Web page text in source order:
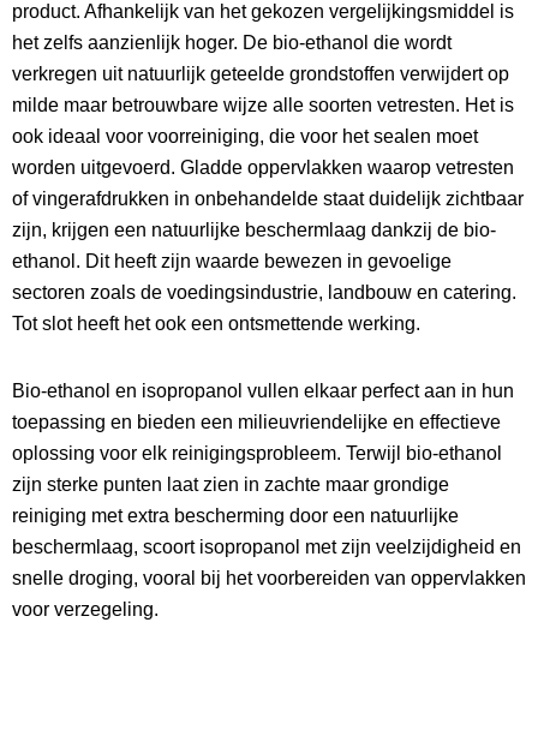
product. Afhankelijk van het gekozen vergelijkingsmiddel is
het zelfs aanzienlijk hoger. De bio-ethanol die wordt
verkregen uit natuurlijk geteelde grondstoffen verwijdert op
milde maar betrouwbare wijze alle soorten vetresten. Het is
ook ideaal voor voorreiniging, die voor het sealen moet
worden uitgevoerd. Gladde oppervlakken waarop vetresten
of vingerafdrukken in onbehandelde staat duidelijk zichtbaar
zijn, krijgen een natuurlijke beschermlaag dankzij de bio-
ethanol. Dit heeft zijn waarde bewezen in gevoelige
sectoren zoals de voedingsindustrie, landbouw en catering.
Tot slot heeft het ook een ontsmettende werking.
Bio-ethanol en isopropanol vullen elkaar perfect aan in hun
toepassing en bieden een milieuvriendelijke en effectieve
oplossing voor elk reinigingsprobleem. Terwijl bio-ethanol
zijn sterke punten laat zien in zachte maar grondige
reiniging met extra bescherming door een natuurlijke
beschermlaag, scoort isopropanol met zijn veelzijdigheid en
snelle droging, vooral bij het voorbereiden van oppervlakken
voor verzegeling.